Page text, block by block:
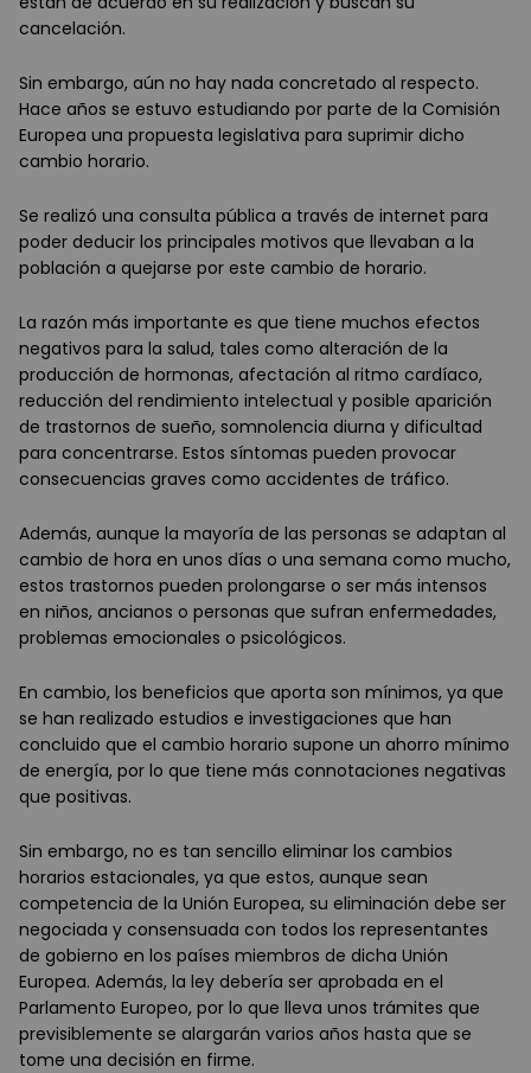
cancelación.
Sin embargo, aún no hay nada concretado al respecto.
Hace años se estuvo estudiando por parte de la Comisión
Europea una propuesta legislativa para suprimir dicho
cambio horario.
Se realizó una consulta pública a través de internet para
poder deducir los principales motivos que llevaban a la
población a quejarse por este cambio de horario.
La razón más importante es que tiene muchos efectos
negativos para la salud, tales como alteración de la
producción de hormonas, afectación al ritmo cardíaco,
reducción del rendimiento intelectual y posible aparición
de trastornos de sueño, somnolencia diurna y dificultad
para concentrarse. Estos síntomas pueden provocar
consecuencias graves como accidentes de tráfico.
Además, aunque la mayoría de las personas se adaptan al
cambio de hora en unos días o una semana como mucho,
estos trastornos pueden prolongarse o ser más intensos
en niños, ancianos o personas que sufran enfermedades,
problemas emocionales o psicológicos.
En cambio, los beneficios que aporta son mínimos, ya que
se han realizado estudios e investigaciones que han
concluido que el cambio horario supone un ahorro mínimo
de energía, por lo que tiene más connotaciones negativas
que positivas.
Sin embargo, no es tan sencillo eliminar los cambios
horarios estacionales, ya que estos, aunque sean
competencia de la Unión Europea, su eliminación debe ser
negociada y consensuada con todos los representantes
de gobierno en los países miembros de dicha Unión
Europea. Además, la ley debería ser aprobada en el
Parlamento Europeo, por lo que lleva unos trámites que
previsiblemente se alargarán varios años hasta que se
tome una decisión en firme.